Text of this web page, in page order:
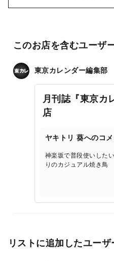
このお店を含むユーザ
東京カレンダー編集部
月刊誌『東京カ
店
ヤキトリ 葵へのコメ
神楽坂で普段使いした
りのカジュアル焼き鳥
リストに追加したユーザ